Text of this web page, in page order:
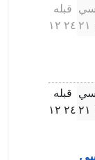
قبله
۲٤ ۱۲
قبله
۲٤ ۱۲